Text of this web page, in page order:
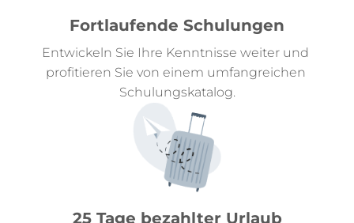
Fortlaufende Schulungen
Entwickeln Sie Ihre Kenntnisse weiter und
profitieren Sie von einem umfangreichen
Schulungskatalog.
25 Tage bezahlter Urlaub